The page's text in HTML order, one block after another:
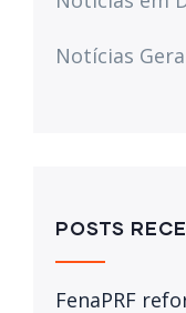
Notícias
POSTS
FenaPRF